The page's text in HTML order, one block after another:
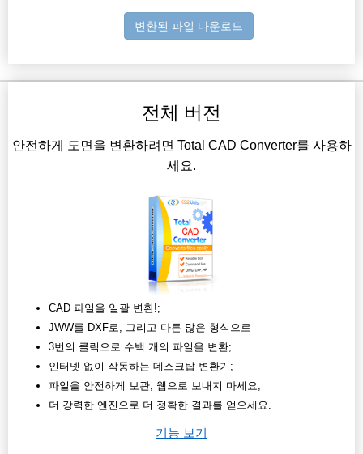
변환된 파일 다운로드
전체 버전
안전하게 도면을 변환하려면 Total CAD Converter를 사용하
세요.
CAD 파일을 일괄 변환!;
JWW를 DXF로, 그리고 다른 많은 형식으로
3번의 클릭으로 수백 개의 파일을 변환;
인터넷 없이 작동하는 데스크탑 변환기;
파일을 안전하게 보관, 웹으로 보내지 마세요;
더 강력한 엔진으로 더 정확한 결과를 얻으세요.
기능 보기